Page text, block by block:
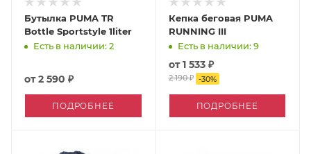
Бутылка PUMA TR
Bottle Sportstyle 1liter
Есть в наличии: 2
от2 590 ₽
ПОДРОБНЕЕ
Кепка беговая PUMA
RUNNING III
Есть в наличии: 9
от1 533 ₽
2 190 ₽ -30%
ПОДРОБНЕЕ